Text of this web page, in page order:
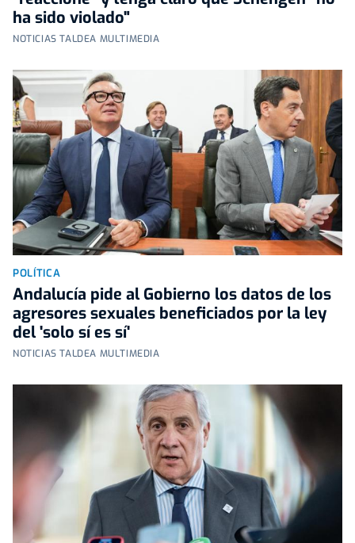
ha sido violado"
NOTICIAS TALDEA MULTIMEDIA
POLÍTICA
Andalucía pide al Gobierno los datos de los
agresores sexuales beneficiados por la ley
del 'solo sí es sí'
NOTICIAS TALDEA MULTIMEDIA